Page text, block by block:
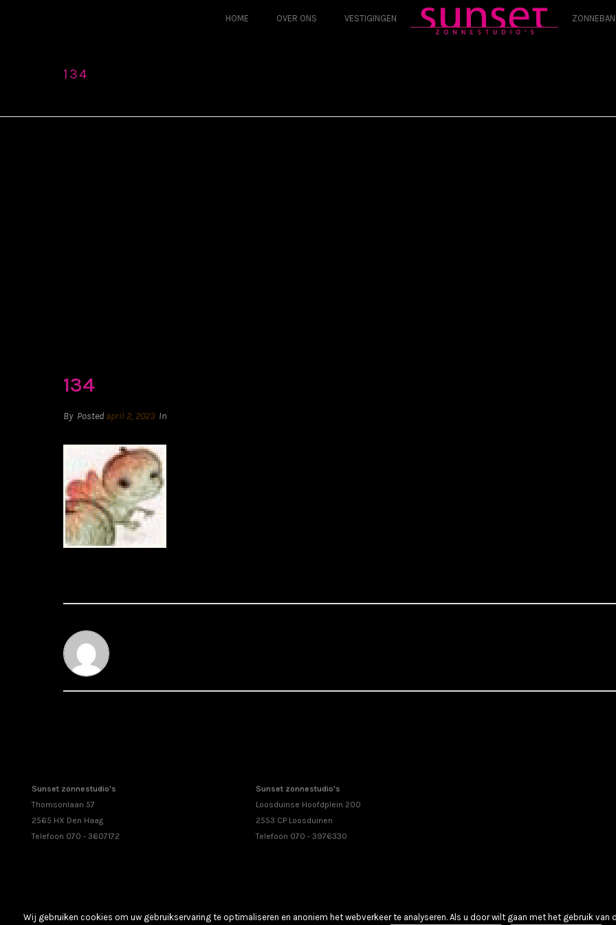
HOME OVER ONS VESTIGINGEN
134
134
By Posted april 2, 2023 In
Sunset zonnestudio's
Thomsonlaan 57
2565 HX Den Haag
Telefoon 070 - 3607172
Sunset zonnestudio's
Loosduinse Hoofdplein 200
2553 CP Loosduinen
Telefoon 070 - 3976330
Wij gebruiken cookies om uw gebruikservaring te optimaliseren en anoniem het webverkeer te analyseren. Als u door wilt gaan met het gebruik